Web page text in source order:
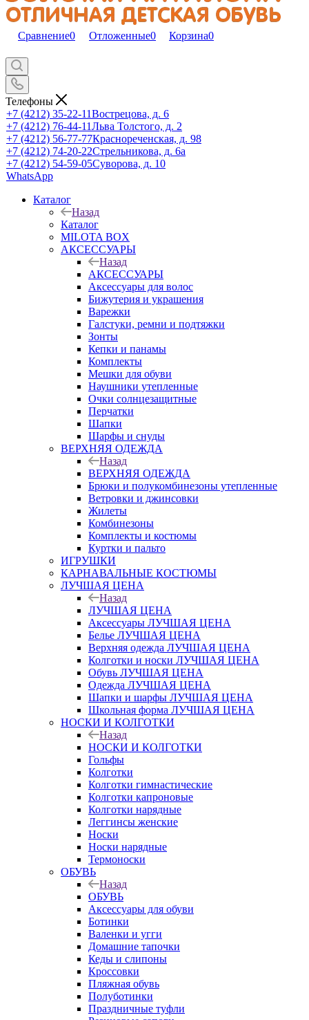
Сравнение0 Отложенные0 Корзина0
Телефоны
+7 (4212) 35-22-11Вострецова, д. 6
+7 (4212) 76-44-11Льва Толстого, д. 2
+7 (4212) 56-77-77Краснореченская, д. 98
+7 (4212) 74-20-22Стрельникова, д. 6а
+7 (4212) 54-59-05Суворова, д. 10
WhatsApp
Каталог
Назад
Каталог
MILOTA BOX
АКСЕССУАРЫ
Назад
АКСЕССУАРЫ
Аксессуары для волос
Бижутерия и украшения
Варежки
Галстуки, ремни и подтяжки
Зонты
Кепки и панамы
Комплекты
Мешки для обуви
Наушники утепленные
Очки солнцезащитные
Перчатки
Шапки
Шарфы и снуды
ВЕРХНЯЯ ОДЕЖДА
Назад
ВЕРХНЯЯ ОДЕЖДА
Брюки и полукомбинезоны утепленные
Ветровки и джинсовки
Жилеты
Комбинезоны
Комплекты и костюмы
Куртки и пальто
ИГРУШКИ
КАРНАВАЛЬНЫЕ КОСТЮМЫ
ЛУЧШАЯ ЦЕНА
Назад
ЛУЧШАЯ ЦЕНА
Аксессуары ЛУЧШАЯ ЦЕНА
Белье ЛУЧШАЯ ЦЕНА
Верхняя одежда ЛУЧШАЯ ЦЕНА
Колготки и носки ЛУЧШАЯ ЦЕНА
Обувь ЛУЧШАЯ ЦЕНА
Одежда ЛУЧШАЯ ЦЕНА
Шапки и шарфы ЛУЧШАЯ ЦЕНА
Школьная форма ЛУЧШАЯ ЦЕНА
НОСКИ И КОЛГОТКИ
Назад
НОСКИ И КОЛГОТКИ
Гольфы
Колготки
Колготки гимнастические
Колготки капроновые
Колготки нарядные
Леггинсы женские
Носки
Носки нарядные
Термоноски
ОБУВЬ
Назад
ОБУВЬ
Аксессуары для обуви
Ботинки
Валенки и угги
Домашние тапочки
Кеды и слипоны
Кроссовки
Пляжная обувь
Полуботинки
Праздничные туфли